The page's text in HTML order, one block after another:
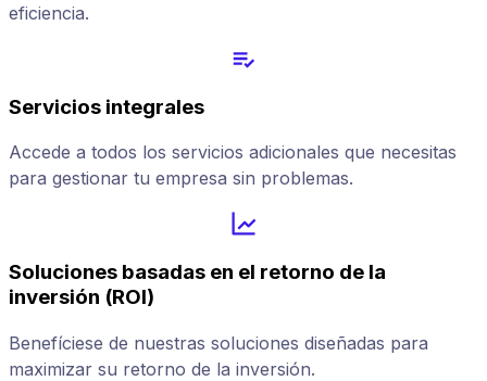
eficiencia.
Servicios integrales
Accede a todos los servicios adicionales que necesitas
para gestionar tu empresa sin problemas.
Soluciones basadas en el retorno de la
inversión (ROI)
Benefíciese de nuestras soluciones diseñadas para
maximizar su retorno de la inversión.